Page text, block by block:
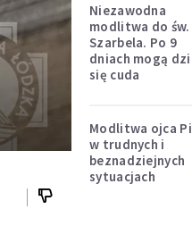
Niezawodna
modlitwa do św.
Szarbela. Po 9
dniach mogą
się cuda
Modlitwa ojca
w trudnych i
beznadziejnych
sytuacjach